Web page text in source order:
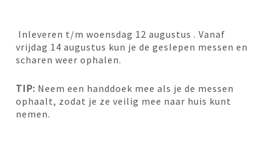
Inleveren t/m woensdag 12 augustus . Vanaf
vrijdag 14 augustus kun je de geslepen messen en
scharen weer ophalen.
TIP: Neem een handdoek mee als je de messen
ophaalt, zodat je ze veilig mee naar huis kunt
nemen.